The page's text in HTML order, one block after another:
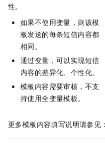
性。
如果不使用变量，则该模
板发送的每条短信内容都
相同。
通过变量，可以实现短信
内容的差异化、个性化。
模板内容需要审核，不支
持使用全变量模板。
更多模板内容填写说明请参见：